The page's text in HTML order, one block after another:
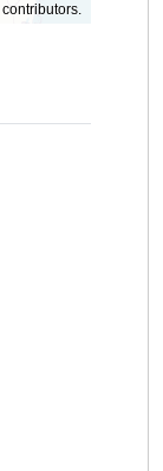
contributors.